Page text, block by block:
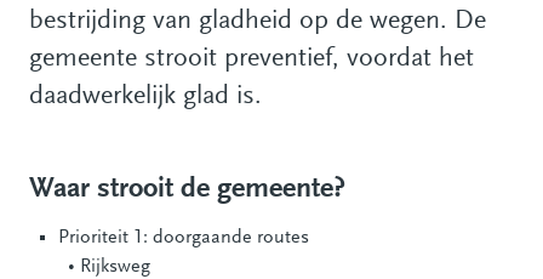
bestrijding van gladheid op de wegen. De
gemeente strooit preventief, voordat het
daadwerkelijk glad is.
Waar strooit de gemeente?
Prioriteit 1: doorgaande routes
• Rijksweg